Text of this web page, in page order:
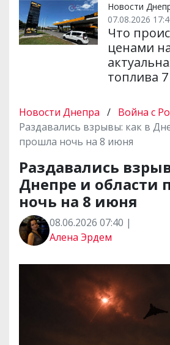
Новости
07.08.2026
Что
ценами
топлива 7
Новости Днепра / Война с
Раздавались взрывы: как в
прошла ночь на 8 июня
Раздавались
Днепре и области
ночь на 8 июня
08.06.2026 07:40 |
Алена Эрдем